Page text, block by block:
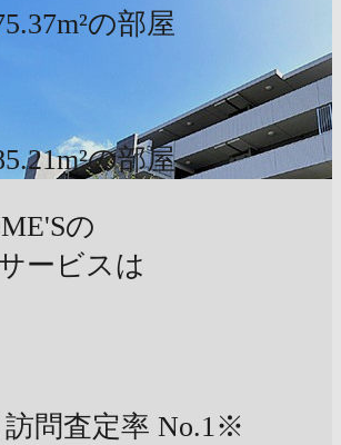
の部屋
の部屋
の
ービスは
問査定率 No.1※